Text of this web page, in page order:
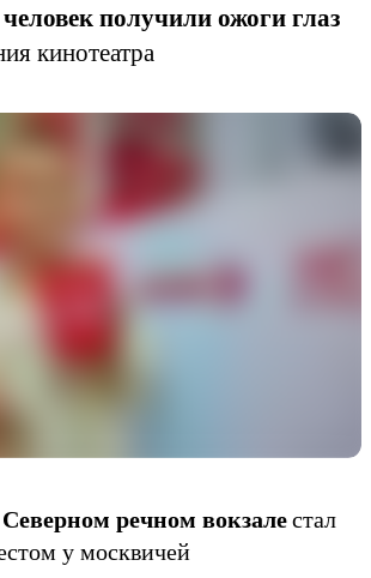
получили ожоги глаз
кинотеатра
речном вокзалестал
у москвичей